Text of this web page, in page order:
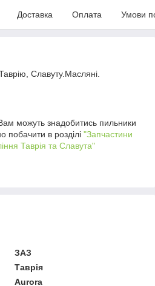
Доставка Оплата Умови
Славуту.Масляні.
можуть знадобитись пильники
побачити в розділі "Запчастини
Таврія та Славута"
ЗАЗ
Таврія
Aurora